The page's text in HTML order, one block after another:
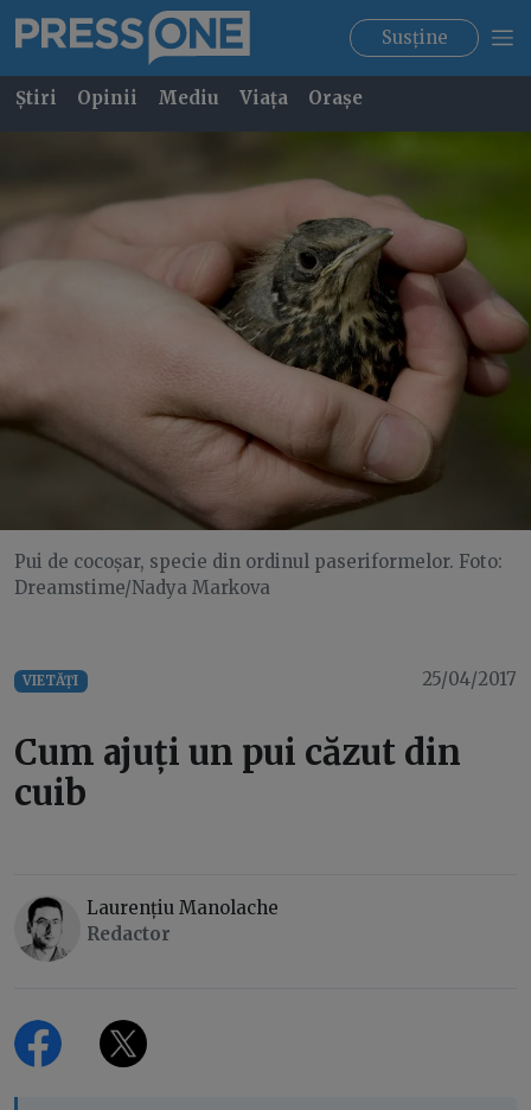
Susține
Știri Opinii Mediu Viața Orașe
Pui de cocoșar, specie din ordinul paseriformelor. Foto:
Dreamstime/Nadya Markova
VIETĂȚI 25/04/2017
Cum ajuți un pui căzut din
cuib
Laurențiu Manolache
Redactor